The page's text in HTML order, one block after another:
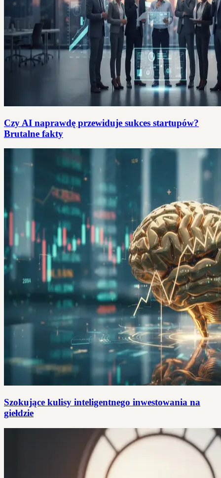
Czy AI naprawdę przewiduje sukces startupów?
Brutalne fakty
Szokujące kulisy inteligentnego inwestowania na
giełdzie